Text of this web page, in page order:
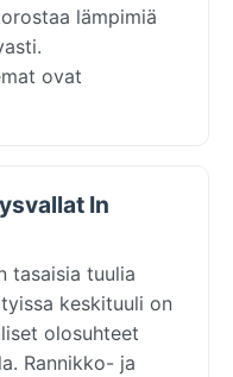
lämpimiä
ovat
In
tasaisia tuulia
keskituuli on
olosuhteet
Rannikko- ja